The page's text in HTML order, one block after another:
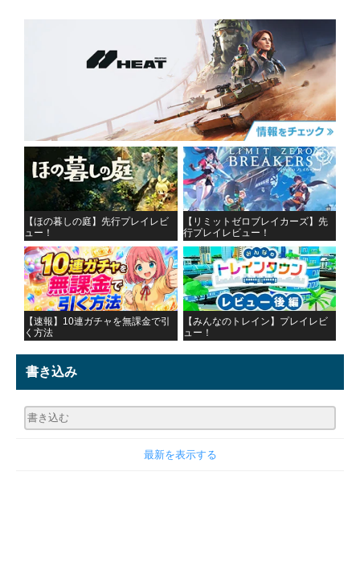
【ほの暮しの庭】先行プレイレビ
ュー！
【リミットゼロブレイカーズ】先
行プレイレビュー！
【速報】10連ガチャを無課金で引
く方法
【みんなのトレイン】プレイレビ
ュー！
書き込み
最新を表示する